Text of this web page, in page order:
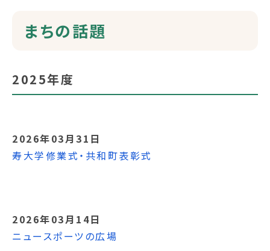
まちの話題
2025年度
2026年03月31日
寿大学修業式・共和町表彰式
2026年03月14日
ニュースポーツの広場